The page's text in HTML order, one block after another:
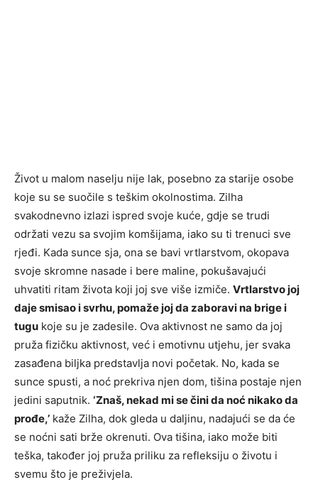
Život u malom naselju nije lak, posebno za starije osobe
koje su se suočile s teškim okolnostima. Zilha
svakodnevno izlazi ispred svoje kuće, gdje se trudi
održati vezu sa svojim komšijama, iako su ti trenuci sve
rjeđi. Kada sunce sja, ona se bavi vrtlarstvom, okopava
svoje skromne nasade i bere maline, pokušavajući
uhvatiti ritam života koji joj sve više izmiče. Vrtlarstvo joj
daje smisao i svrhu, pomaže joj da zaboravi na brige i
tugu koje su je zadesile. Ova aktivnost ne samo da joj
pruža fizičku aktivnost, već i emotivnu utjehu, jer svaka
zasađena biljka predstavlja novi početak. No, kada se
sunce spusti, a noć prekriva njen dom, tišina postaje njen
jedini saputnik. ‘Znaš, nekad mi se čini da noć nikako da
prođe,’ kaže Zilha, dok gleda u daljinu, nadajući se da će
se noćni sati brže okrenuti. Ova tišina, iako može biti
teška, također joj pruža priliku za refleksiju o životu i
svemu što je preživjela.